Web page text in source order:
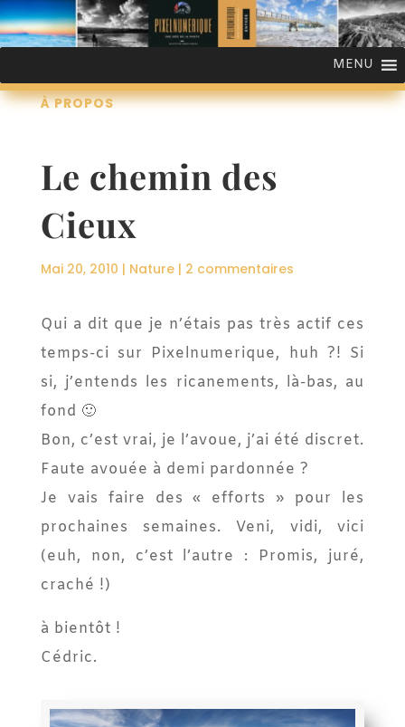
MENU
À PROPOS
Le chemin des
Cieux
Mai 20, 2010 | Nature| 2 commentaires
Qui a dit que je n’étais pas très actif ces
temps-ci sur Pixelnumerique, huh ?! Si
si, j’entends les ricanements, là-bas, au
fond 🙂
Bon, c’est vrai, je l’avoue, j’ai été discret.
Faute avouée à demi pardonnée ?
Je vais faire des « efforts » pour les
prochaines semaines. Veni, vidi, vici
(euh, non, c’est l’autre : Promis, juré,
craché !)
à bientôt !
Cédric.